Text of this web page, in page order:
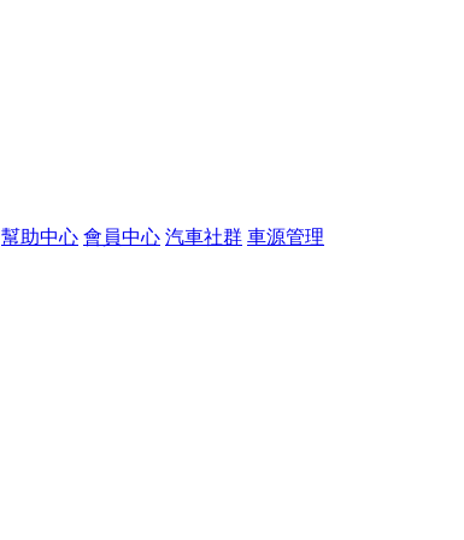
幫助中心 會員中心 汽車社群 車源管理